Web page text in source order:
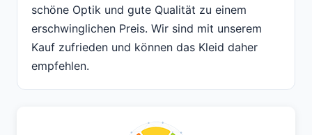
schöne Optik und gute Qualität zu einem
erschwinglichen Preis. Wir sind mit unserem
Kauf zufrieden und können das Kleid daher
empfehlen.